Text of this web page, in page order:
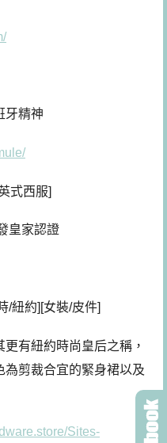
牙精神
式西服]
皇家認證
/紐約][女裝/皮件]
有紐約時尚皇后之稱，
剪裁合宜的緊身裙以及
Sites-